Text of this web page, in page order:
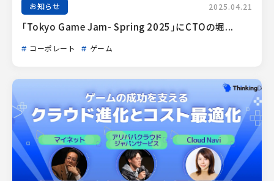
お知らせ 2025.04.21
「Tokyo Game Jam- Spring 2025」にCTOの堀...
コーポレート ゲーム